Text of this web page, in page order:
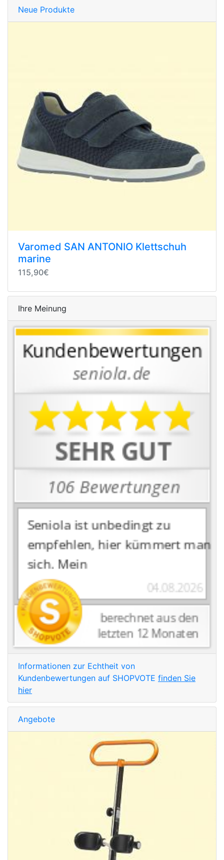
Neue Produkte
Varomed SAN ANTONIO Klettschuh
marine
115,90€
Ihre Meinung
Informationen zur Echtheit von
Kundenbewertungen auf SHOPVOTE finden Sie
hier
Angebote